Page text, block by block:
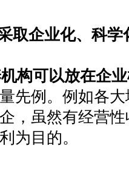
取企业化、科学
构可以放在企
先例。例如各
，虽然有经营
为目的。